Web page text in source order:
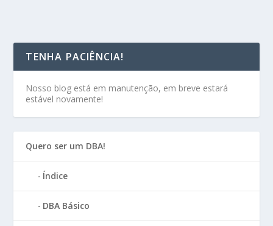
TENHA PACIÊNCIA!
Nosso blog está em manutenção, em breve estará
estável novamente!
Quero ser um DBA!
Índice
DBA Básico